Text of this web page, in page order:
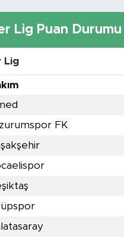
Lig Puan Durumu
Lig
FK